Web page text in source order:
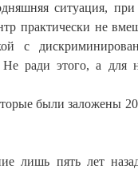
ситуация,
практически не
с
ради этого, а для
были заложены
лишь пять лет